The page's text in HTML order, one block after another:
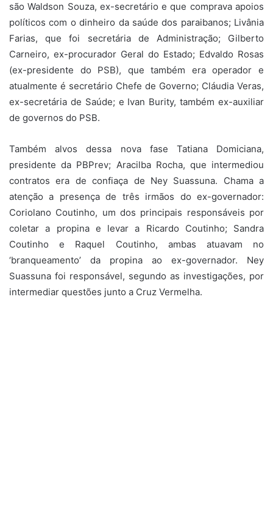
são Waldson Souza, ex-secretário e que comprava apoios
políticos com o dinheiro da saúde dos paraibanos; Livânia
Farias, que foi secretária de Administração; Gilberto
Carneiro, ex-procurador Geral do Estado; Edvaldo Rosas
(ex-presidente do PSB), que também era operador e
atualmente é secretário Chefe de Governo; Cláudia Veras,
ex-secretária de Saúde; e Ivan Burity, também ex-auxiliar
de governos do PSB.
Também alvos dessa nova fase Tatiana Domiciana,
presidente da PBPrev; Aracilba Rocha, que intermediou
contratos era de confiaça de Ney Suassuna. Chama a
atenção a presença de três irmãos do ex-governador:
Coriolano Coutinho, um dos principais responsáveis por
coletar a propina e levar a Ricardo Coutinho; Sandra
Coutinho e Raquel Coutinho, ambas atuavam no
‘branqueamento’ da propina ao ex-governador. Ney
Suassuna foi responsável, segundo as investigações, por
intermediar questões junto a Cruz Vermelha.